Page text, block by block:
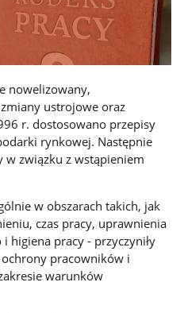
nowelizowany,
ustrojowe oraz
r. dostosowano przepisy
rynkowej. Następnie
związku z wstąpieniem
w obszarach takich, jak
czas pracy, uprawnienia
higiena pracy - przyczyniły
pracowników i
warunków